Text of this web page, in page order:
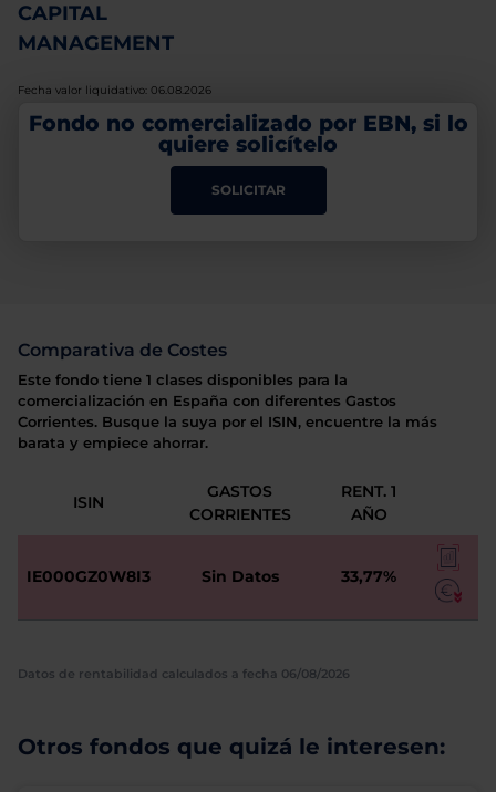
CAPITAL
MANAGEMENT
Fecha valor liquidativo: 06.08.2026
Fondo no comercializado por EBN, si lo
quiere solicítelo
SOLICITAR
Comparativa de Costes
Este fondo tiene 1 clases disponibles para la
comercialización en España con diferentes Gastos
Corrientes. Busque la suya por el ISIN, encuentre la más
barata y empiece ahorrar.
ISIN
GASTOS
CORRIENTES
RENT. 1
AÑO
IE000GZ0W8I3 Sin Datos 33,77%
Datos de rentabilidad calculados a fecha 06/08/2026
Otros fondos que quizá le interesen: